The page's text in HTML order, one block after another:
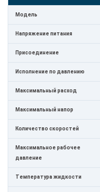
Модель
Напряжение питания
Присоединение
Исполнение по давлению
Максимальный расход
Максимальный напор
Количество скоростей
Максимальное рабочее
давление
Температура жидкости